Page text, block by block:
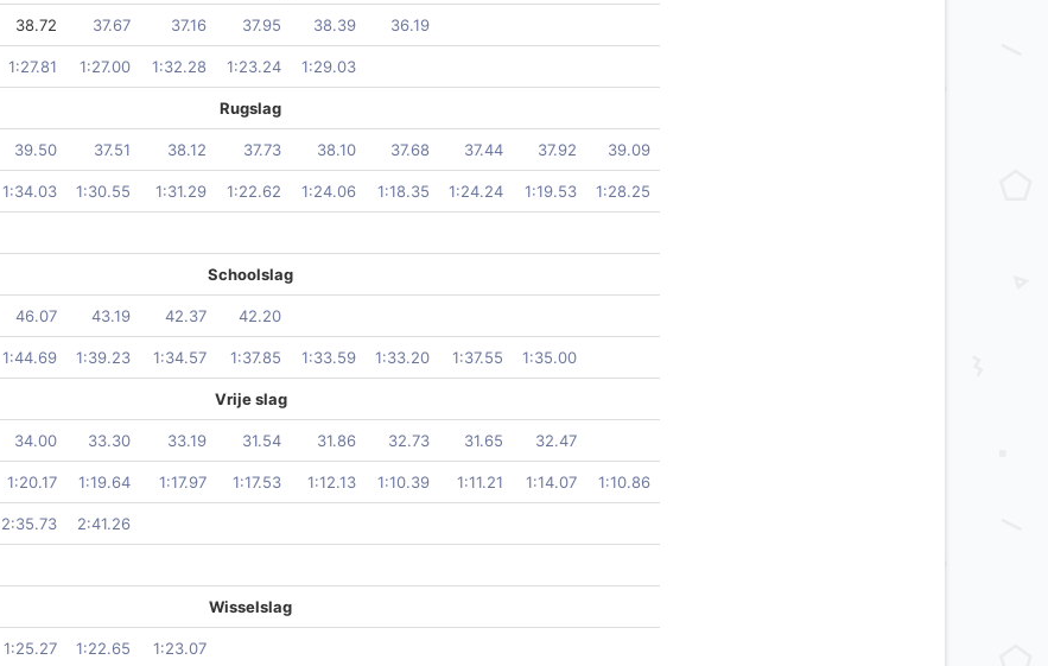
38.72 37.67 37.16 37.95 38.39 36.19
1:27.81 1:27.00 1:32.28 1:23.24 1:29.03
Rugslag
39.50 37.51 38.12 37.73 38.10 37.68 37.44 37.92 39.09
1:34.03 1:30.55 1:31.29 1:22.62 1:24.06 1:18.35 1:24.24 1:19.53 1:28.25
Schoolslag
46.07 43.19 42.37 42.20
1:44.69 1:39.23 1:34.57 1:37.85 1:33.59 1:33.20 1:37.55 1:35.00
Vrije slag
34.00 33.30 33.19 31.54 31.86 32.73 31.65 32.47
1:20.17 1:19.64 1:17.97 1:17.53 1:12.13 1:10.39 1:11.21 1:14.07 1:10.86
2:35.73 2:41.26
Wisselslag
1:25.27 1:22.65 1:23.07